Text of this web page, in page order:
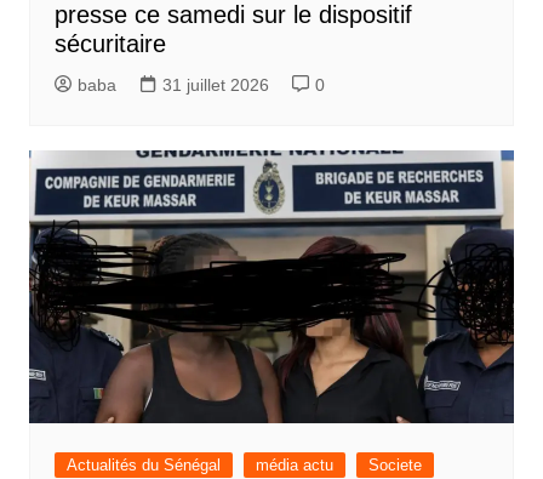
presse ce samedi sur le dispositif
sécuritaire
baba 31 juillet 2026 0
Actualités du Sénégal média actu Societe